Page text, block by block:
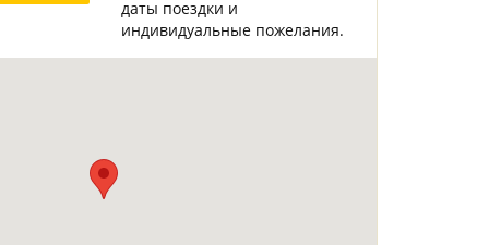
даты поездки и
индивидуальные пожелания.